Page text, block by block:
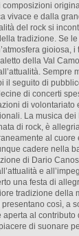
vivace e dalla
del rock si
tradizione. Se
gioiosa, i
della Val
Sempre
il seguito di
di concerti
di volontariato
La musica dei
di rock, è
al cuore
cadere nella
di Dario
e
una festa di
tradizione della
presentano così, a
aperta al contributo
di suonare